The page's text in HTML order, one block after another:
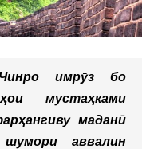
имрӯз бо
мустаҳками
маданӣ
аввалин